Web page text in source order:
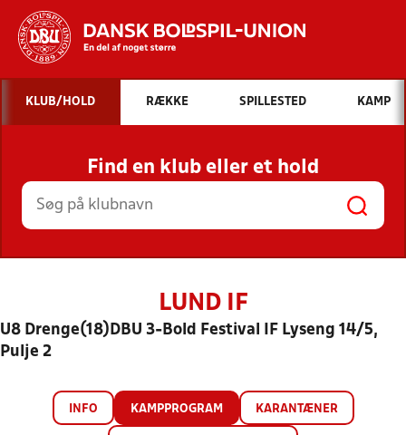
Hvad vil du søge efter?
INDHOLD OG NYHEDER
STILLINGER, RESULTATER, KLUBBER OG
HOLD
KLUB/HOLD RÆKKE SPILLESTED KAMP
Find en klub eller et hold
LUND IF
U8 Drenge(18)DBU 3-Bold Festival IF Lyseng 14/5,
Pulje 2
INFO KAMPPROGRAM KARANTÆNER